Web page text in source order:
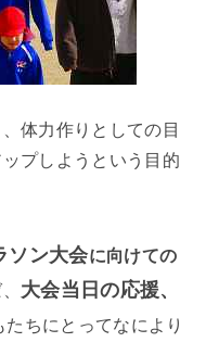
体力作りとしての目
プしようという目的
ソン大会に向けての
大会当日の応援、
たちにとってなにより